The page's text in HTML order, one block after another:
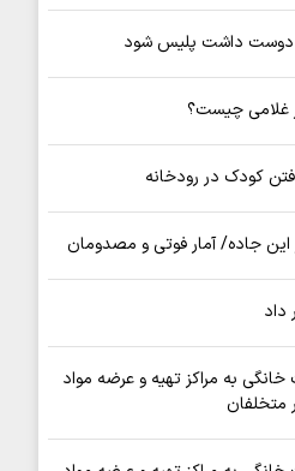
دوست داشت پلیس شود
غلامی چیست؟
کودک در رودخانه
این جاده/ آمار فوتی و مصدومان
داد
به مراکز تهیه و عرضه مواد
متخلفان